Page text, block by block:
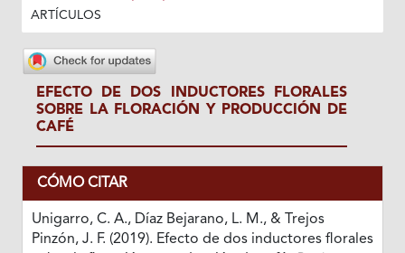
ARTÍCULOS
EFECTO DE DOS INDUCTORES FLORALES
SOBRE LA FLORACIÓN Y PRODUCCIÓN DE
CAFÉ
CÓMO CITAR
Unigarro, C. A., Díaz Bejarano, L. M., & Trejos
Pinzón, J. F. (2019). Efecto de dos inductores florales